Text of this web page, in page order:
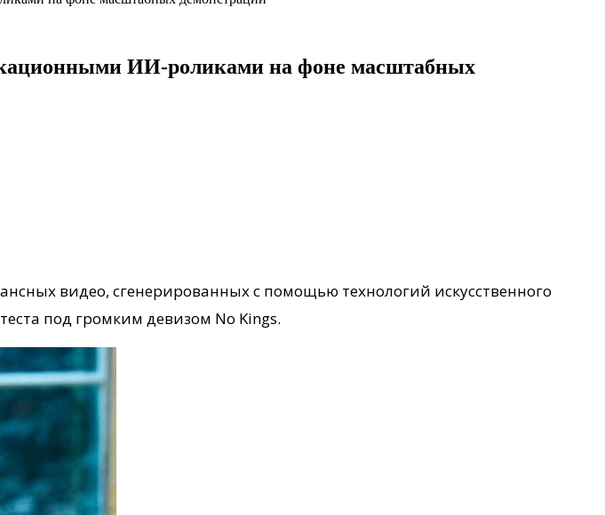
ИИ-роликами на фоне масштабных
видео, сгенерированных с помощью технологий искусственного
под громким девизом No Kings.